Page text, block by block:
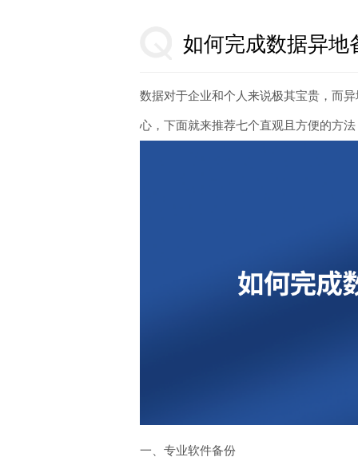
如何完成数据异地
数据对于企业和个人来说极其宝贵，而
心，下面就来推荐七个直观且方便的方
一、专业软件备份